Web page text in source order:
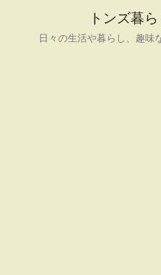
トンズ暮
日々の生活や暮らし、趣味